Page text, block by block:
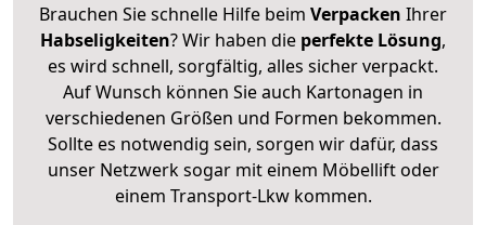
Brauchen Sie schnelle Hilfe beim Verpacken Ihrer
Habseligkeiten? Wir haben die perfekte Lösung,
es wird schnell, sorgfältig, alles sicher verpackt.
Auf Wunsch können Sie auch Kartonagen in
verschiedenen Größen und Formen bekommen.
Sollte es notwendig sein, sorgen wir dafür, dass
unser Netzwerk sogar mit einem Möbellift oder
einem Transport-Lkw kommen.